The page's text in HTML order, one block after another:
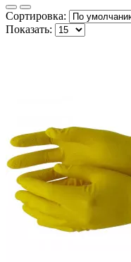
Сортировка:
Показать: